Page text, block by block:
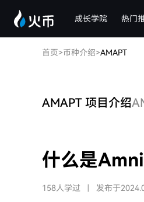
成长学院 热门
首页>币种介绍>AMAPT
AMAPT 项目介绍
什么是
158人学过 发布于